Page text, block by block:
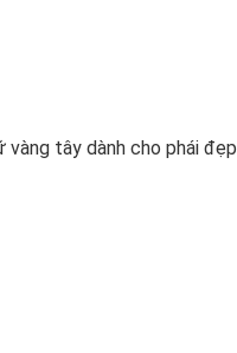
vàng tây dành cho phái đẹp